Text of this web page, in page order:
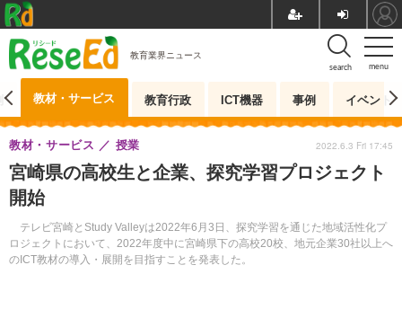
menu
search
教育業界ニュース
教材・サービス 教育行政 ICT機器 事例 イベント
宮崎県の高校生と企業、探究学習プロジェクト
開始
テレビ宮崎とStudy Valleyは2022年6月3日、探究学習を通じた地域活性化プ
ロジェクトにおいて、2022年度中に宮崎県下の高校20校、地元企業30社以上へ
のICT教材の導入・展開を目指すことを発表した。
教材・サービス 授業 2022.6.3 Fri 17:45